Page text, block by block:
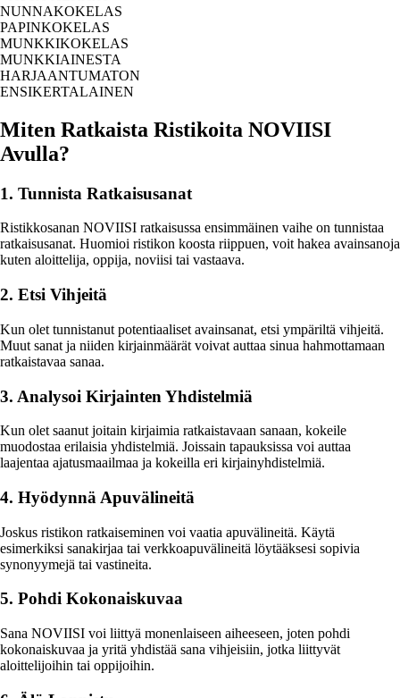
NUNNAKOKELAS
PAPINKOKELAS
MUNKKIKOKELAS
MUNKKIAINESTA
HARJAANTUMATON
ENSIKERTALAINEN
Miten Ratkaista Ristikoita NOVIISI
Avulla?
1. Tunnista Ratkaisusanat
Ristikkosanan NOVIISI ratkaisussa ensimmäinen vaihe on tunnistaa
ratkaisusanat. Huomioi ristikon koosta riippuen, voit hakea avainsanoja
kuten aloittelija, oppija, noviisi tai vastaava.
2. Etsi Vihjeitä
Kun olet tunnistanut potentiaaliset avainsanat, etsi ympäriltä vihjeitä.
Muut sanat ja niiden kirjainmäärät voivat auttaa sinua hahmottamaan
ratkaistavaa sanaa.
3. Analysoi Kirjainten Yhdistelmiä
Kun olet saanut joitain kirjaimia ratkaistavaan sanaan, kokeile
muodostaa erilaisia yhdistelmiä. Joissain tapauksissa voi auttaa
laajentaa ajatusmaailmaa ja kokeilla eri kirjainyhdistelmiä.
4. Hyödynnä Apuvälineitä
Joskus ristikon ratkaiseminen voi vaatia apuvälineitä. Käytä
esimerkiksi sanakirjaa tai verkkoapuvälineitä löytääksesi sopivia
synonyymejä tai vastineita.
5. Pohdi Kokonaiskuvaa
Sana NOVIISI voi liittyä monenlaiseen aiheeseen, joten pohdi
kokonaiskuvaa ja yritä yhdistää sana vihjeisiin, jotka liittyvät
aloittelijoihin tai oppijoihin.